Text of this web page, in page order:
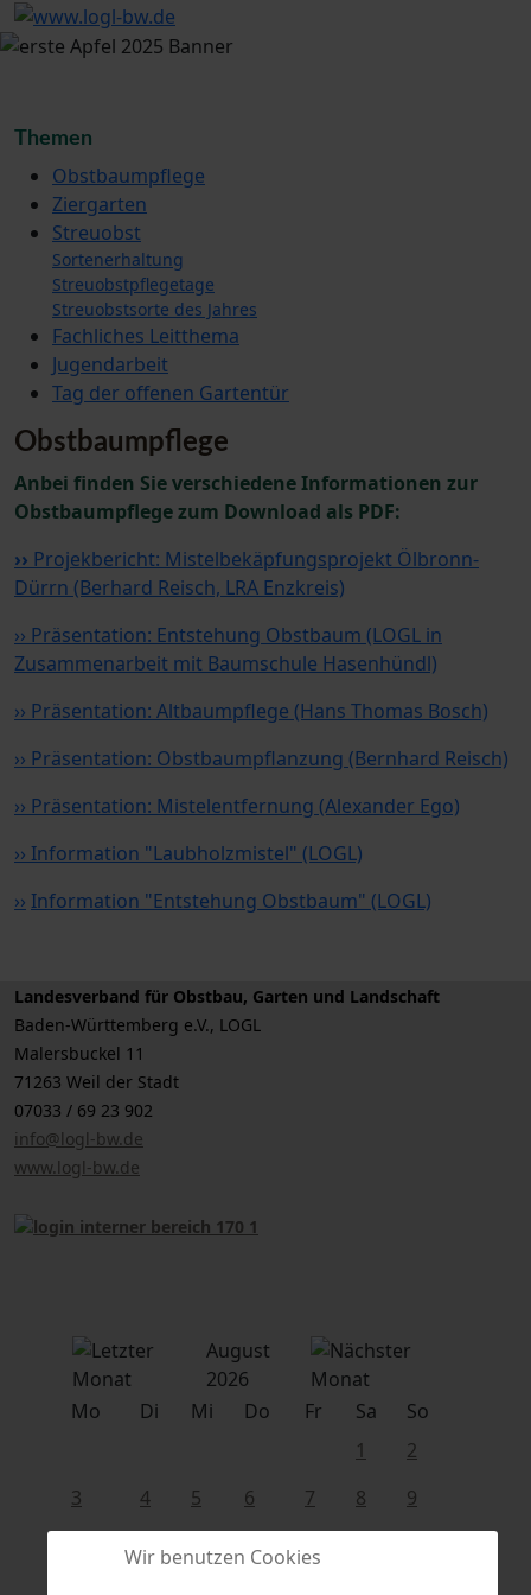
Themen
Obstbaumpflege
Ziergarten
Streuobst
Sortenerhaltung
Streuobstpflegetage
Streuobstsorte des Jahres
Fachliches Leitthema
Jugendarbeit
Tag der offenen Gartentür
Obstbaumpflege
Anbei finden Sie verschiedene Informationen zur
Obstbaumpflege zum Download als PDF:
›› Projekbericht: Mistelbekäpfungsprojekt Ölbronn-
Dürrn (Berhard Reisch, LRA Enzkreis)
›› Präsentation: Entstehung Obstbaum (LOGL in
Zusammenarbeit mit Baumschule Hasenhündl)
›› Präsentation: Altbaumpflege (Hans Thomas Bosch)
›› Präsentation: Obstbaumpflanzung (Bernhard Reisch)
›› Präsentation: Mistelentfernung (Alexander Ego)
›› Information "Laubholzmistel" (LOGL)
›› Information "Entstehung Obstbaum" (LOGL)
Landesverband für Obstbau, Garten und Landschaft
Baden-Württemberg e.V., LOGL
Malersbuckel 11
71263 Weil der Stadt
07033 / 69 23 902
info@logl-bw.de
www.logl-bw.de
August
2026
Mo
Di Mi Do Fr Sa
So
1
2
3
4 5 6 7 8
9
11 12 13
Wir benutzen Cookies